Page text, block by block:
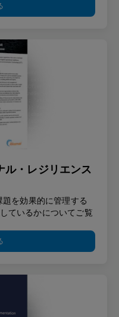
ル・レジリエンス
を効果的に管理する
ているかについてご覧